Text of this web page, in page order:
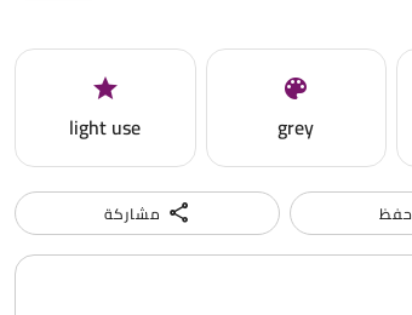
grey
light use
حفظ مشاركة